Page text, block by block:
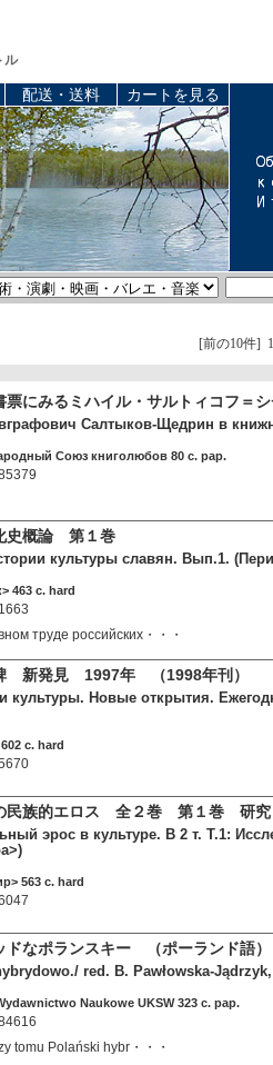
ル
配送・送料 カートを見る
[前の10件]
票にみるミハイル・サルトィコフ
Салтыков-Щедрин в
Союз книголюбов 80 c. pap.
史概論 第１巻
культуры славян. Вып.1.
463 c. hard
труде российских・・・
新発見 1997年 （1998年刊）
культуры. Новые открытия.
c. hard
民族的エロス 全２巻 第１巻 研究
эрос в культуре. В 2 т. Т.1:
563 c. hard
ドなポランスキー （ポーランド語）
red. B. Pawłowska-
Naukowe UKSW 323 c. pap.
tomu Polański hybr・・・